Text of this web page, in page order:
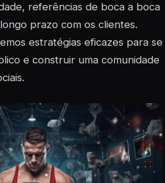
referências de boca a boca
prazo com os clientes.
estratégias eficazes para se
e construir uma comunidade